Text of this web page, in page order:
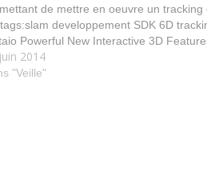
de mettre en oeuvre un tracking
developpement SDK 6D
Powerful New Interactive 3D
| Layar Blog Layar propose de
fonctionnalités 3D tags:fonction
2014
"Veille"